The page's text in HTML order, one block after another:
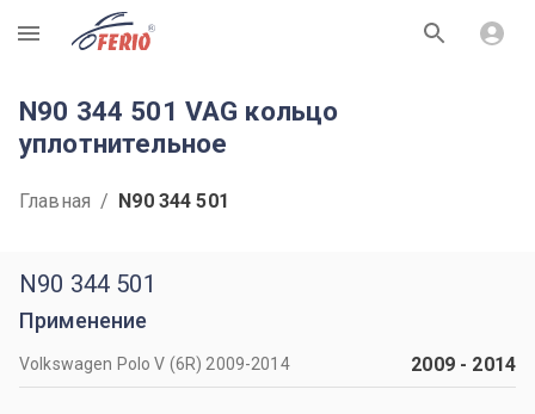
R
N90 344 501 VAG кольцо
уплотнительное
Главная / N90 344 501
N90 344 501
Применение
Volkswagen Polo V (6R) 2009-2014 2009- 2014